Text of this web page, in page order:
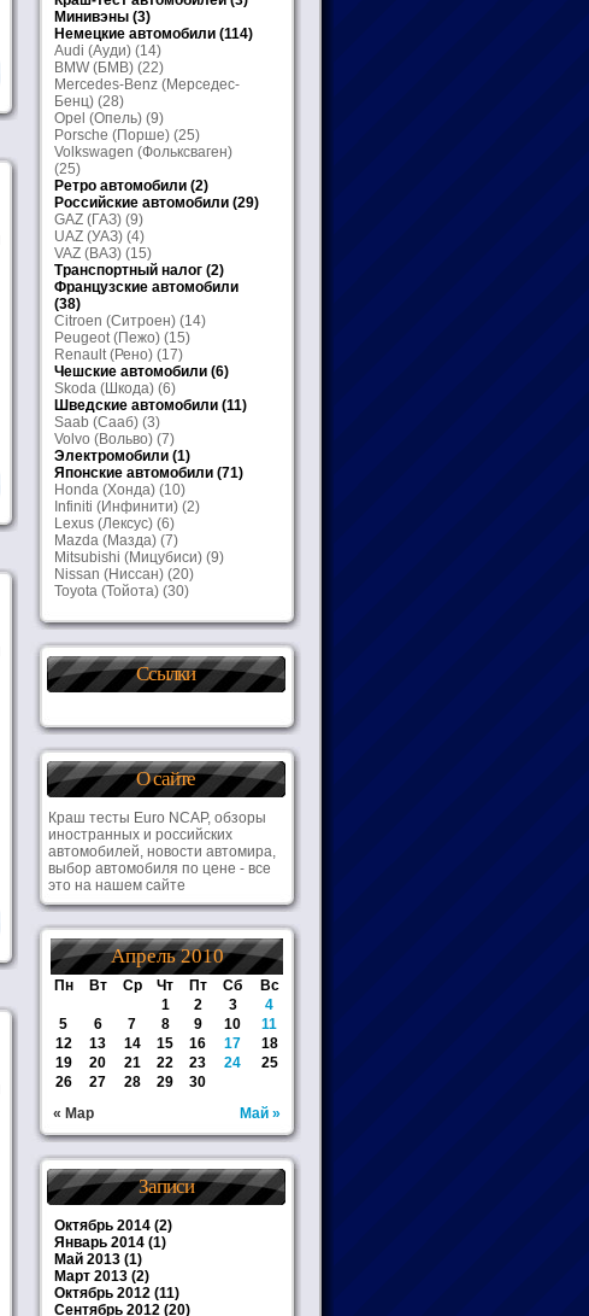
Минивэны (3)
Немецкие автомобили (114)
Audi (Ауди) (14)
BMW (БМВ) (22)
Mercedes-Benz (Мерседес-
Бенц) (28)
Opel (Опель) (9)
Porsche (Порше) (25)
Volkswagen (Фольксваген)
(25)
Ретро автомобили (2)
Российские автомобили (29)
GAZ (ГАЗ) (9)
UAZ (УАЗ) (4)
VAZ (ВАЗ) (15)
Транспортный налог (2)
Французские автомобили
(38)
Citroen (Ситроен) (14)
Peugeot (Пежо) (15)
Renault (Рено) (17)
Чешские автомобили (6)
Skoda (Шкода) (6)
Шведские автомобили (11)
Saab (Сааб) (3)
Volvo (Вольво) (7)
Электромобили (1)
Японские автомобили (71)
Honda (Хонда) (10)
Infiniti (Инфинити) (2)
Lexus (Лексус) (6)
Mazda (Мазда) (7)
Mitsubishi (Мицубиси) (9)
Nissan (Ниссан) (20)
Toyota (Тойота) (30)
Ссылки
О сайте
Краш тесты Euro NCAP, обзоры
иностранных и российских
автомобилей, новости автомира,
выбор автомобиля по цене - все
это на нашем сайте
Апрель 2010
Пн Вт Ср Чт Пт Сб Вс
« Мар Май »
1 2 3
4
5
6 7 8 9 10
11
12
13 14 15 16 17
18
19
20 21 22 23 24
25
26
27 28 29 30
Записи
Октябрь 2014 (2)
Январь 2014 (1)
Май 2013 (1)
Март 2013 (2)
Октябрь 2012 (11)
Сентябрь 2012 (20)